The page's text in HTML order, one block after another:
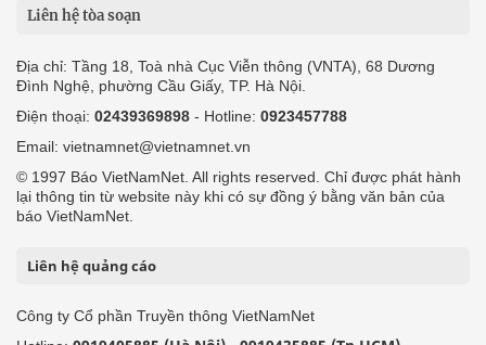
Liên hệ tòa soạn
Địa chỉ: Tầng 18, Toà nhà Cục Viễn thông (VNTA), 68 Dương
Đình Nghệ, phường Cầu Giấy, TP. Hà Nội.
Điện thoại: 02439369898 - Hotline: 0923457788
Email: vietnamnet@vietnamnet.vn
© 1997 Báo VietNamNet. All rights reserved. Chỉ được phát hành
lại thông tin từ website này khi có sự đồng ý bằng văn bản của
báo VietNamNet.
Liên hệ quảng cáo
Công ty Cổ phần Truyền thông VietNamNet